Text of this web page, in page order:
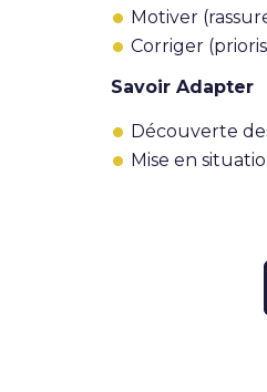
Motiver
Corriger
Savoir Adapter
Découverte
Mise en